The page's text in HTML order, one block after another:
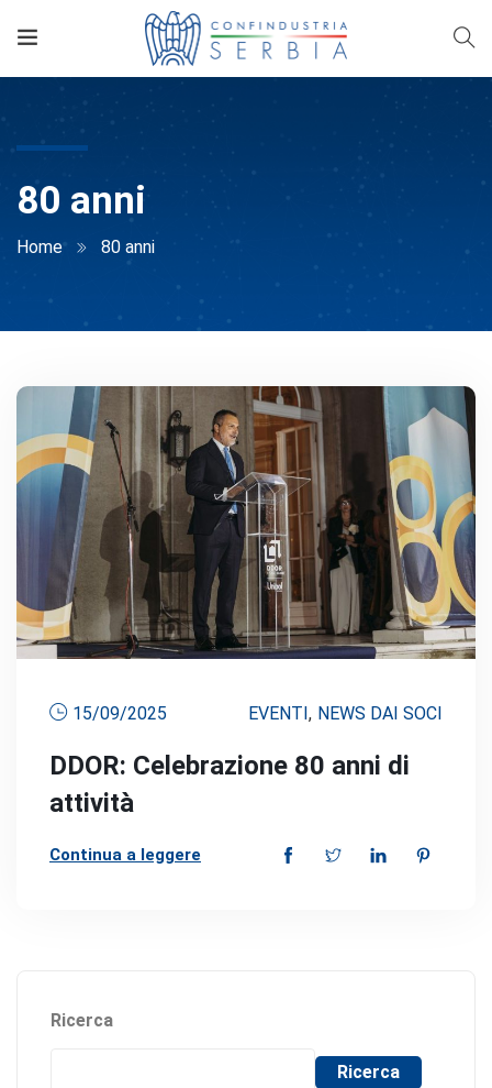
80 anni
Home 80 anni
15/09/2025 EVENTI , NEWS DAI SOCI
DDOR: Celebrazione 80 anni di
attività
Continua a leggere
Ricerca
Ricerca